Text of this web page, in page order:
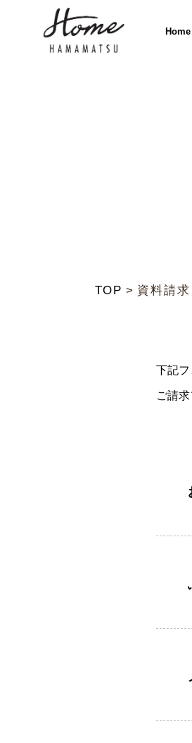
TOP 資料請求
下記フ
ご請